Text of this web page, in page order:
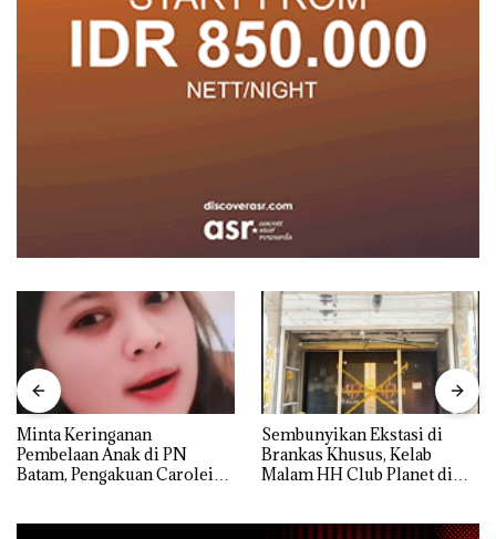
Minta Keringanan
Pembelaan Anak di PN
Batam, Pengakuan Carolein
Sembunyikan Ekstasi di
Brankas Khusus, Kelab
Malam HH Club Planet di